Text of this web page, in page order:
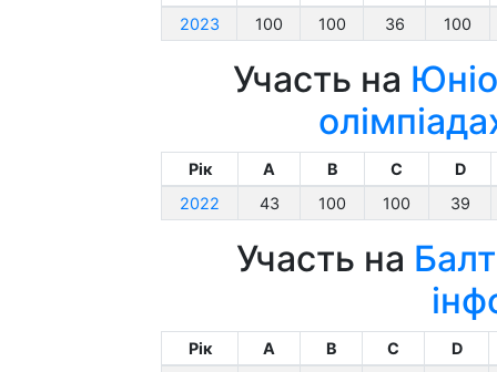
2023
100 100 36 100
Участь на
Рік A B C
D
2022
43 100 100 39
Участь на
Рік A B C
D